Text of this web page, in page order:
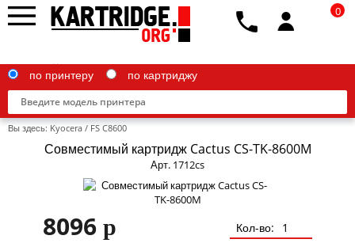
Canon
по принтеру по картриджу
0
Вы здесь: Kyocera / FS C8600
Совместимый картридж Cactus CS-TK-8600M
Арт. 1712cs
8096 p
Кол-во: